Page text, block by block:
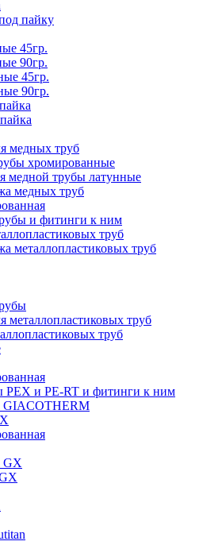
пайку
45гр.
90гр.
45гр.
90гр.
медных труб
хромированные
медной трубы латунные
медных труб
и фитинги к ним
труб
металлопластиковых труб
труб
труб
PEX и PE-RT и фитинги к ним
GIACOTHERM
GX